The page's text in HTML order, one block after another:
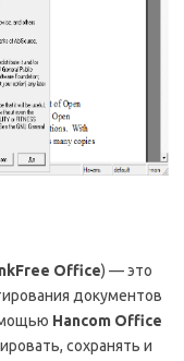
Office) — это
документов
Hancom Office
сохранять и